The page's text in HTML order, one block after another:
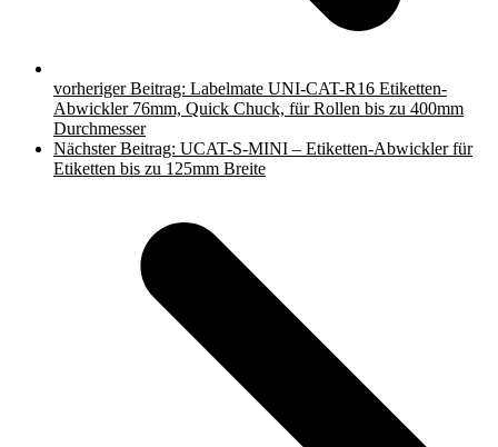
vorheriger Beitrag: Labelmate UNI-CAT-R16 Etiketten-
Abwickler 76mm, Quick Chuck, für Rollen bis zu 400mm
Durchmesser
Nächster Beitrag: UCAT-S-MINI – Etiketten-Abwickler für
Etiketten bis zu 125mm Breite